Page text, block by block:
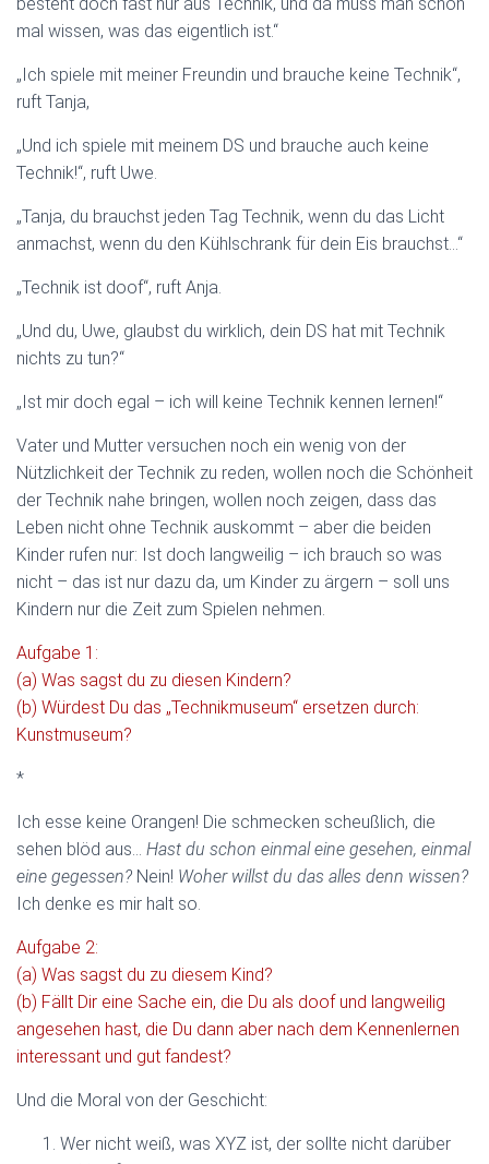
mal wissen, was das eigentlich ist.“
„Ich spiele mit meiner Freundin und brauche keine Technik“,
ruft Tanja,
„Und ich spiele mit meinem DS und brauche auch keine
Technik!“, ruft Uwe.
„Tanja, du brauchst jeden Tag Technik, wenn du das Licht
anmachst, wenn du den Kühlschrank für dein Eis brauchst…“
„Technik ist doof“, ruft Anja.
„Und du, Uwe, glaubst du wirklich, dein DS hat mit Technik
nichts zu tun?“
„Ist mir doch egal – ich will keine Technik kennen lernen!“
Vater und Mutter versuchen noch ein wenig von der
Nützlichkeit der Technik zu reden, wollen noch die Schönheit
der Technik nahe bringen, wollen noch zeigen, dass das
Leben nicht ohne Technik auskommt – aber die beiden
Kinder rufen nur: Ist doch langweilig – ich brauch so was
nicht – das ist nur dazu da, um Kinder zu ärgern – soll uns
Kindern nur die Zeit zum Spielen nehmen.
Aufgabe 1:
(a) Was sagst du zu diesen Kindern?
(b) Würdest Du das „Technikmuseum“ ersetzen durch:
Kunstmuseum?
*
Ich esse keine Orangen! Die schmecken scheußlich, die
sehen blöd aus… Hast du schon einmal eine gesehen, einmal
eine gegessen? Nein! Woher willst du das alles denn wissen?
Ich denke es mir halt so.
Aufgabe 2:
(a) Was sagst du zu diesem Kind?
(b) Fällt Dir eine Sache ein, die Du als doof und langweilig
angesehen hast, die Du dann aber nach dem Kennenlernen
interessant und gut fandest?
Und die Moral von der Geschicht:
Wer nicht weiß, was XYZ ist, der sollte nicht darüber